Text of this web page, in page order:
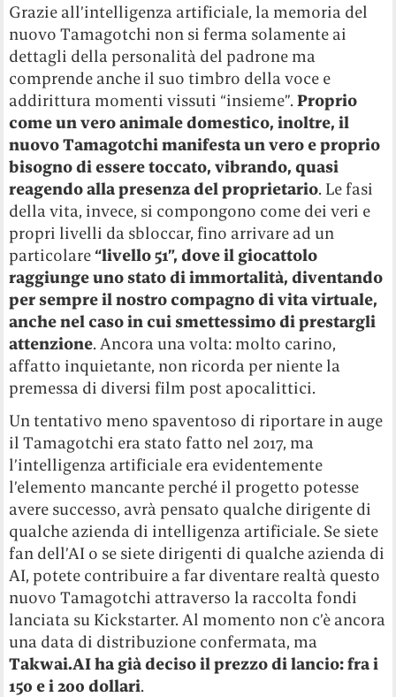
Grazie all’intelligenza artificiale, la memoria del
nuovo Tamagotchi non si ferma solamente ai
dettagli della personalità del padrone ma
comprende anche il suo timbro della voce e
addirittura momenti vissuti “insieme”.Proprio
come un vero animale domestico, inoltre, il
nuovo Tamagotchi manifesta un vero e proprio
bisogno di essere toccato, vibrando, quasi
reagendo alla presenza del proprietario. Le fasi
della vita, invece, si compongono come dei veri e
propri livelli da sbloccar, fino arrivare ad un
particolare“livello 51”, dove il giocattolo
raggiunge uno stato di immortalità, diventando
per sempre il nostro compagno di vita virtuale,
anche nel caso in cui smettessimo di prestargli
attenzione. Ancora una volta: molto carino,
affatto inquietante, non ricorda per niente la
premessa di diversi film post apocalittici.
Un tentativo meno spaventoso di riportare in auge
il Tamagotchi era stato fatto nel 2017, ma
l’intelligenza artificiale era evidentemente
l’elemento mancante perché il progetto potesse
avere successo, avrà pensato qualche dirigente di
qualche azienda di intelligenza artificiale. Se siete
fan dell’AI o se siete dirigenti di qualche azienda di
AI, potete contribuire a far diventare realtà questo
nuovo Tamagotchi attraverso la raccolta fondi
lanciata su Kickstarter. Al momento non c’è ancora
una data di distribuzione confermata, ma
Takwai.AI ha già deciso il prezzo di lancio: fra i
150 e i 200 dollari.